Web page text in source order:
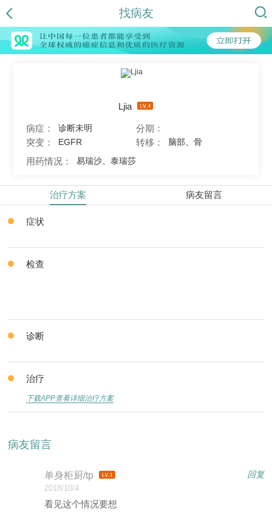
找病友
Ljia
病症： 诊断未明
分期：
突变：
EGFR 转移： 脑部、骨
用药情况： 易瑞沙、泰瑞莎
治疗方案 病友留言
症状
检查
诊断
治疗
下载APP查看详细治疗方案
病友留言
回复
单身柜厨/tp
2018/10/4
看见这个情况要想